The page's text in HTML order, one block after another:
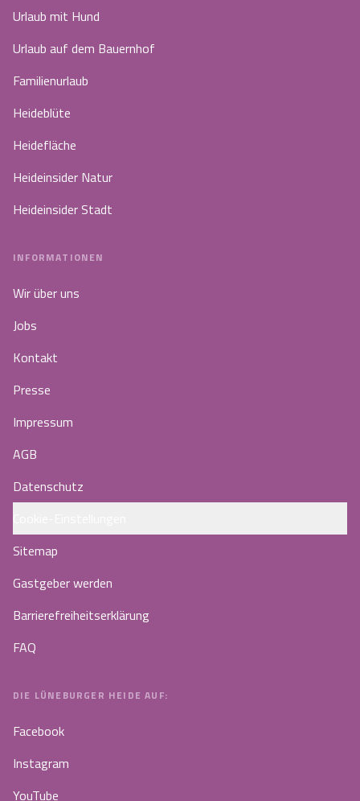
Urlaub mit Hund
Urlaub auf dem Bauernhof
Familienurlaub
Heideblüte
Heidefläche
Heideinsider Natur
Heideinsider Stadt
INFORMATIONEN
Wir über uns
Jobs
Kontakt
Presse
Impressum
AGB
Datenschutz
Sitemap
Gastgeber werden
Barrierefreiheitserklärung
FAQ
DIE LÜNEBURGER HEIDE AUF:
Facebook
Instagram
YouTube